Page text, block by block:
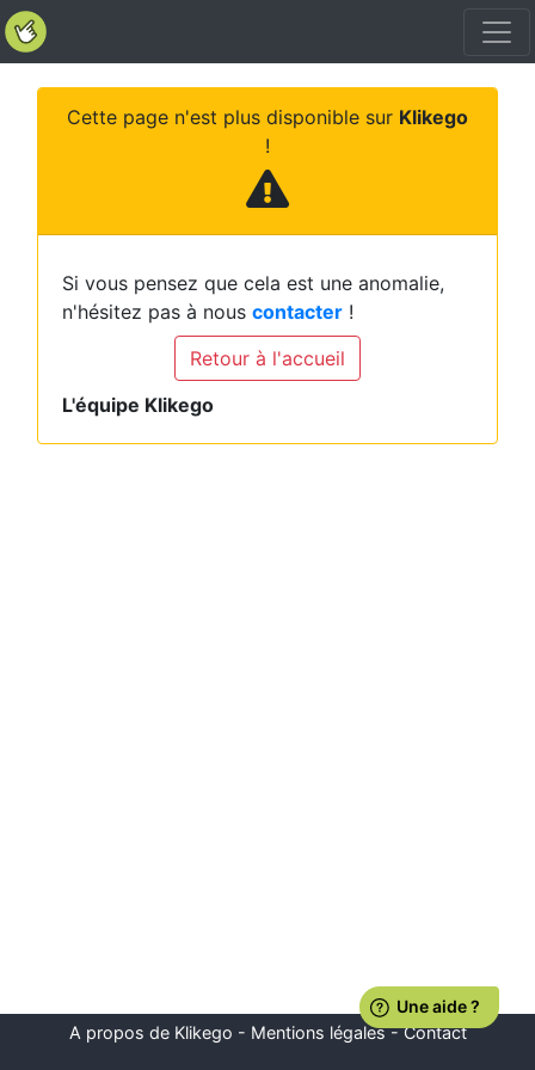
Cette page n'est plus disponible sur Klikego
!
Si vous pensez que cela est une anomalie,
n'hésitez pas à nous contacter !
Retour à l'accueil
L'équipe Klikego
A propos de Klikego - Mentions légales-Contact